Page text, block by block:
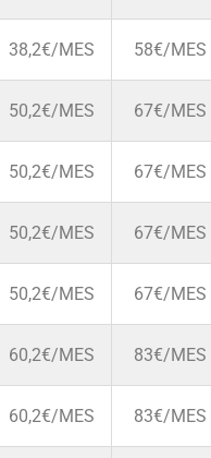
38,2€/MES 58€/MES
50,2€/MES 67€/MES
50,2€/MES 67€/MES
50,2€/MES 67€/MES
50,2€/MES 67€/MES
60,2€/MES 83€/MES
60,2€/MES 83€/MES